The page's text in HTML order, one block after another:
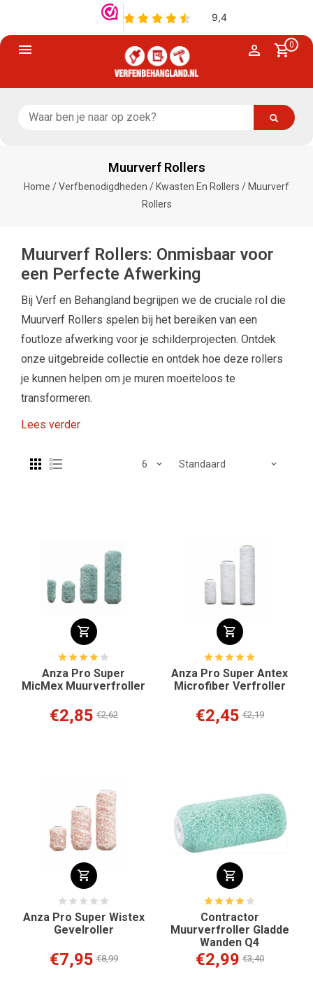
0
Muurverf Rollers
Home /Verfbenodigdheden / Kwasten En Rollers / Muurverf
Rollers
Muurverf Rollers: Onmisbaar voor
een Perfecte Afwerking
Bij Verf en Behangland begrijpen we de cruciale rol die
Muurverf Rollers spelen bij het bereiken van een
foutloze afwerking voor je schilderprojecten. Ontdek
onze uitgebreide collectie en ontdek hoe deze rollers
je kunnen helpen om je muren moeiteloos te
transformeren.
Lees verder
Anza Pro Super
MicMex Muurverfroller
€2,85 €2,62
Anza Pro Super Antex
Microfiber Verfroller
€2,45 €2,19
Anza Pro Super Wistex
Gevelroller
€7,95 €8,99
Contractor
Muurverfroller Gladde
Wanden Q4
€2,99 €3,40